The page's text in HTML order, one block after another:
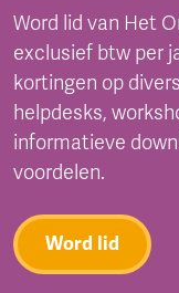
Word lid van Het
exclusief btw per
kortingen op
helpdesks,
informatieve
voordelen.
Word lid